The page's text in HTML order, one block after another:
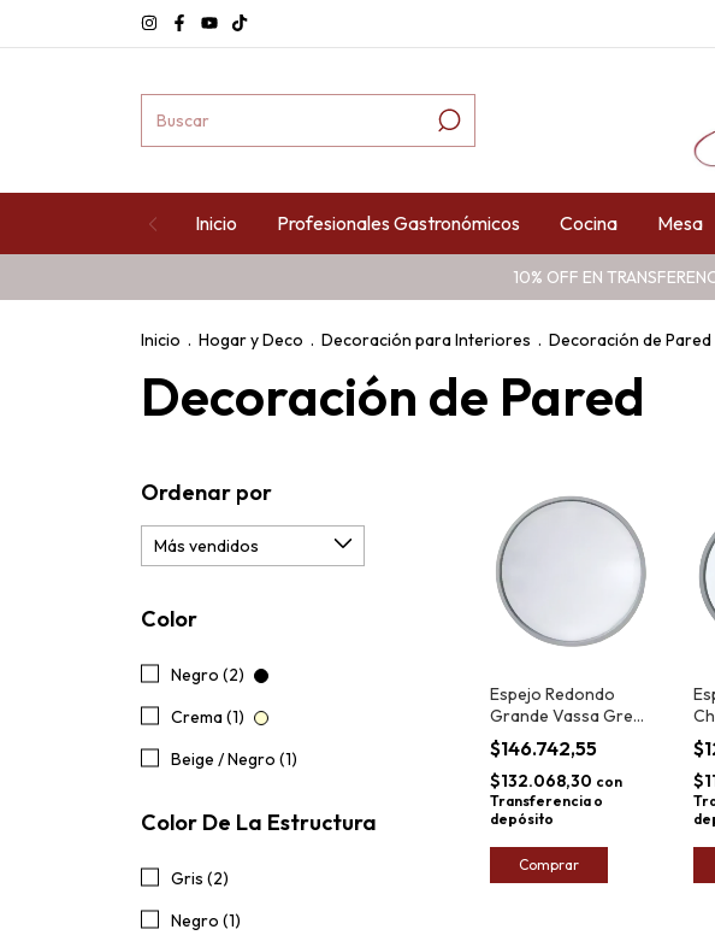
Inicio Profesionales Gastronómicos Cocina Mesa
10% OFF EN
Inicio . Hogar y Deco . Decoración para Interiores . Decoración de Pared
Decoración de Pared
Ordenar por
Color
Negro (2)
Crema (1)
Beige / Negro (1)
Color De La Estructura
Gris (2)
Negro (1)
Espejo Redondo
Grande Vassa Grey
Wood 80cm
$146.742,55
$132.068,30 con
Transferencia o
depósito
Comprar